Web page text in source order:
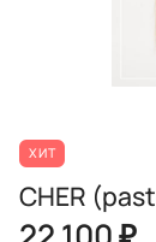
ХИТ
CHER